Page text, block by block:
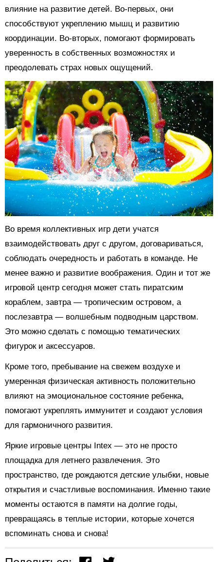
влияние на развитие детей. Во-первых, они
способствуют укреплению мышц и развитию
координации. Во-вторых, помогают формировать
уверенность в собственных возможностях и
преодолевать страх новых ощущений.
Во время коллективных игр дети учатся
взаимодействовать друг с другом, договариваться,
соблюдать очередность и работать в команде. Не
менее важно и развитие воображения. Один и тот же
игровой центр сегодня может стать пиратским
кораблем, завтра — тропическим островом, а
послезавтра — волшебным подводным царством.
Это можно сделать с помощью тематических
фигурок и аксессуаров.
Кроме того, пребывание на свежем воздухе и
умеренная физическая активность положительно
влияют на эмоциональное состояние ребенка,
помогают укреплять иммунитет и создают условия
для гармоничного развития.
Яркие игровые центры Intex — это не просто
площадка для летнего развлечения. Это
пространство, где рождаются детские улыбки, новые
открытия и счастливые воспоминания. Именно такие
моменты остаются в памяти на долгие годы,
превращаясь в теплые истории, которые хочется
вспоминать снова и снова!